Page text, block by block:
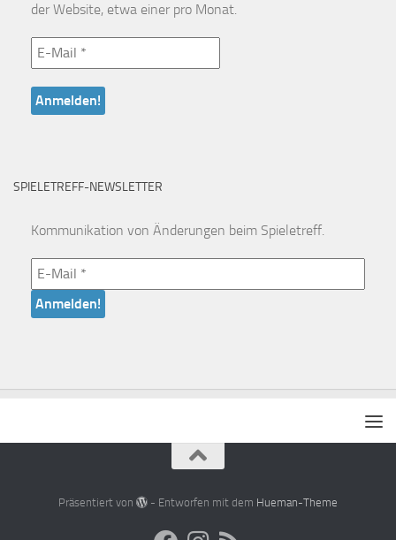
der Website, etwa einer pro Monat.
SPIELETREFF-NEWSLETTER
Kommunikation von Änderungen beim Spieletreff.
Präsentiert von - Entworfen mit dem Hueman-Theme